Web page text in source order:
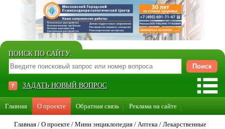
ПОИСК ПО САЙТУ:
ЗАДАТЬ НОВЫЙ ВОПРОС
Главная О проекте Обратная связь Реклама на сайте
Стать консультантом нашего сайта
Главная / О проекте / Мини энциклопедия / Аптека / Лекарственные